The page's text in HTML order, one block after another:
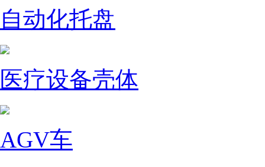
自动化托盘
医疗设备壳体
AGV车